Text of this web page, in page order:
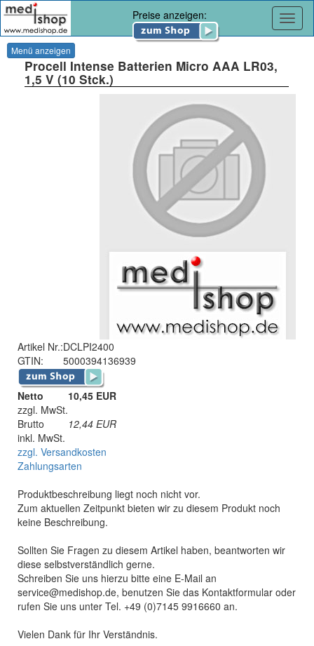
Preise anzeigen:
Menü anzeigen
Procell Intense Batterien Micro AAA LR03,
1,5 V (10 Stck.)
Artikel Nr.:DCLPI2400
GTIN:
5000394136939
Netto
10,45 EUR
zzgl. MwSt.
Brutto
12,44 EUR
inkl. MwSt.
zzgl. Versandkosten
Zahlungsarten
Produktbeschreibung liegt noch nicht vor.
Zum aktuellen Zeitpunkt bieten wir zu diesem Produkt noch
keine Beschreibung.
Sollten Sie Fragen zu diesem Artikel haben, beantworten wir
diese selbstverständlich gerne.
Schreiben Sie uns hierzu bitte eine E-Mail an
service@medishop.de, benutzen Sie das Kontaktformular oder
rufen Sie uns unter Tel. +49 (0)7145 9916660 an.
Vielen Dank für Ihr Verständnis.